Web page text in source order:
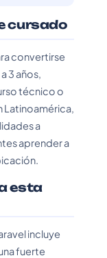
cursado
convertirse
3 años,
técnico o
Latinoamérica,
a
aprender a
esta
incluye
fuerte